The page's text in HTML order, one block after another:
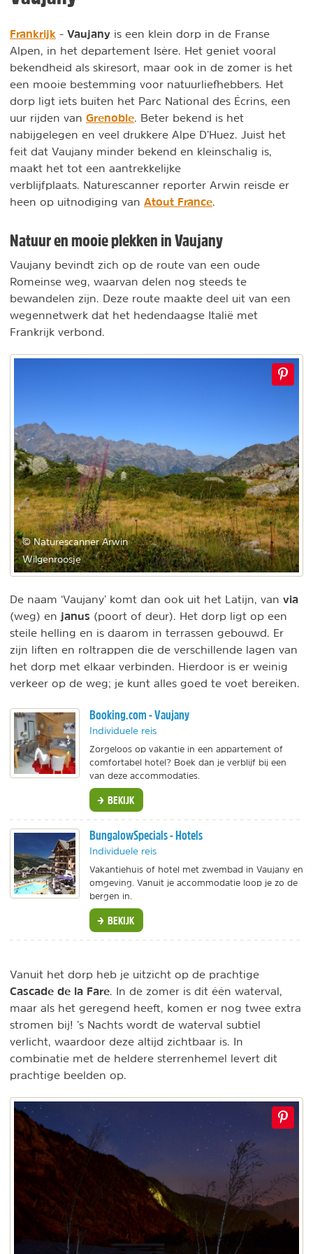
Frankrijk - Vaujany is een klein dorp in de Franse
Alpen, in het departement Isère. Het geniet vooral
bekendheid als skiresort, maar ook in de zomer is het
een mooie bestemming voor natuurliefhebbers. Het
dorp ligt iets buiten het Parc National des Écrins, een
uur rijden van Grenoble . Beter bekend is het
nabijgelegen en veel drukkere Alpe D’Huez. Juist het
feit dat Vaujany minder bekend en kleinschalig is,
maakt het tot een aantrekkelijke
verblijfplaats. Naturescanner reporter Arwin reisde er
heen op uitnodiging van Atout France
Natuur en mooie plekken in Vaujany
Vaujany bevindt zich op de route van een oude
Romeinse weg, waarvan delen nog steeds te
bewandelen zijn. Deze route maakte deel uit van een
wegennetwerk dat het hedendaagse Italië met
Frankrijk verbond.
© Naturescanner Arwin
Wilgenroosje
De naam ‘Vaujany’ komt dan ook uit het Latijn, van via
(weg) en janus (poort of deur). Het dorp ligt op een
steile helling en is daarom in terrassen gebouwd. Er
zijn liften en roltrappen die de verschillende lagen van
het dorp met elkaar verbinden. Hierdoor is er weinig
verkeer op de weg; je kunt alles goed te voet bereiken.
Booking.com - Vaujany
Individuele reis
Zorgeloos op vakantie in een appartement of
comfortabel hotel? Boek dan je verblijf bij een
van deze accommodaties.
BEKIJK
BungalowSpecials - Hotels
Individuele reis
Vakantiehuis of hotel met zwembad in Vaujany en
omgeving. Vanuit je accommodatie loop je zo de
bergen in.
BEKIJK
Vanuit het dorp heb je uitzicht op de prachtige
Cascade de la Fare. In de zomer is dit één waterval,
maar als het geregend heeft, komen er nog twee extra
stromen bij! ’s Nachts wordt de waterval subtiel
verlicht, waardoor deze altijd zichtbaar is. In
combinatie met de heldere sterrenhemel levert dit
prachtige beelden op.